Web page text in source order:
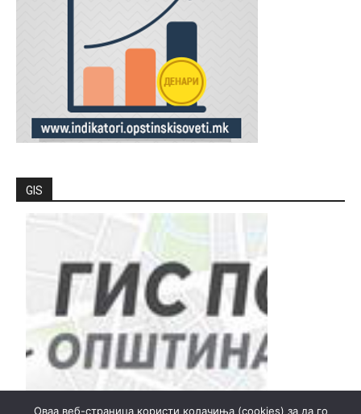
GIS
Оваа веб-страница користи колачиња (cookies) за да го